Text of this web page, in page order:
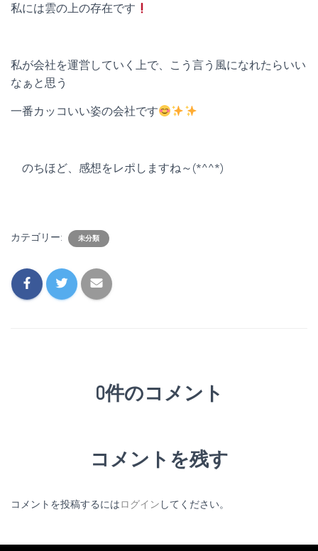
私には雲の上の存在です
私が会社を運営していく上で、こう言う風になれたらいい
なぁと思う
一番カッコいい姿の会社です
のちほど、感想をレポしますね～(*^^*)
カテゴリー: 未分類
0件のコメント
コメントを残す
コメントを投稿するにはログイン してください。